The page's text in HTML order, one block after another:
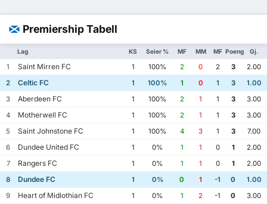
Premiership Tabell
Lag KS Seier % MF MM MF Poeng Gj.
1 Saint Mirren FC 1 100% 2 0 2 3
2.00
2
Celtic FC 1 100% 1 0 1 3
1.00
3
Aberdeen FC 1 100% 2 1 1 3
3.00
4
Motherwell FC 1 100% 2 1 1 3
3.00
5
Saint Johnstone FC 1 100% 4 3 1 3
7.00
6
Dundee United FC 1 0% 1 1 0 1
2.00
7
Rangers FC 1 0% 1 1 0 1
2.00
8
Dundee FC 1 0% 0 1 -1 0
1.00
9
Heart of Midlothian FC 1 0% 1 2 -1 0
3.00